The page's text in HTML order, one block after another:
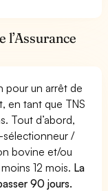
l’Assurance
pour un arrêt de
en tant que TNS
Tout d’abord,
sélectionneur /
bovine et/ou
12 mois. La
90 jours.